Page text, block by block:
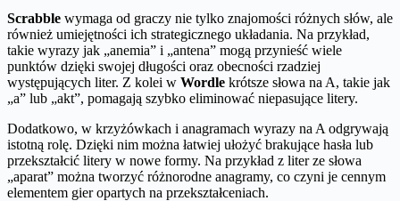
Scrabble wymaga od graczy nie tylko znajomości różnych słów, ale
również umiejętności ich strategicznego układania. Na przykład,
takie wyrazy jak „anemia” i „antena” mogą przynieść wiele
punktów dzięki swojej długości oraz obecności rzadziej
występujących liter. Z kolei w Wordle krótsze słowa na A, takie jak
„a” lub „akt”, pomagają szybko eliminować niepasujące litery.
Dodatkowo, w krzyżówkach i anagramach wyrazy na A odgrywają
istotną rolę. Dzięki nim można łatwiej ułożyć brakujące hasła lub
przekształcić litery w nowe formy. Na przykład z liter ze słowa
„aparat” można tworzyć różnorodne anagramy, co czyni je cennym
elementem gier opartych na przekształceniach.